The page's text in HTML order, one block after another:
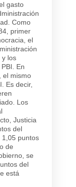
gasto
Como
primer
el
y los
En
el mismo
Es decir,
Los
Justicia
del
1,05 puntos
de
se
del
está